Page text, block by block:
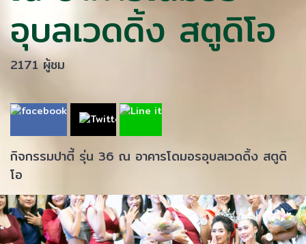
อุบลเวดดิ้ง สตูดิโอ
2171 ผู้ชม
กิจกรรมปาตี้ รุ่น 36 ณ อาคารโดมอรอุบลเวดดิ้ง สตูดิ
โอ